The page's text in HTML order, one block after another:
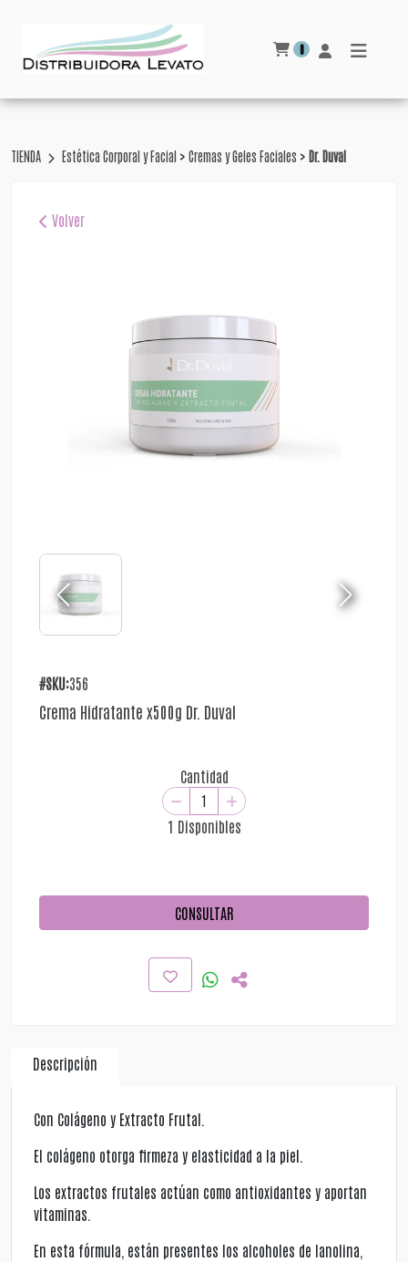
0
TIENDA Estética Corporal y Facial > Cremas y Geles Faciales > Dr. Duval
Volver
#SKU:356
Crema Hidratante x500g Dr. Duval
Cantidad
1 Disponibles
CONSULTAR
Descripción
Con Colágeno y Extracto Frutal.
El colágeno otorga firmeza y elasticidad a la piel.
Los extractos frutales actúan como antioxidantes y aportan
vitaminas.
En esta fórmula, están presentes los alcoholes de lanolina,